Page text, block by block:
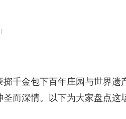
千金包下百年庄园与世界
而深情。以下为大家盘点这